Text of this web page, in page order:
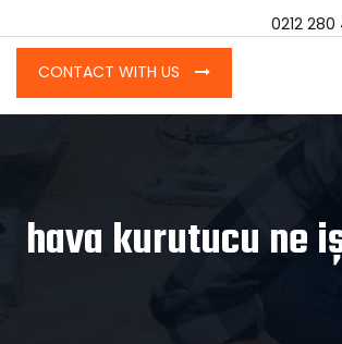
0212 280
CONTACT WITH US
hava kurutucu ne